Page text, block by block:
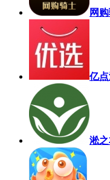
网
亿
淞